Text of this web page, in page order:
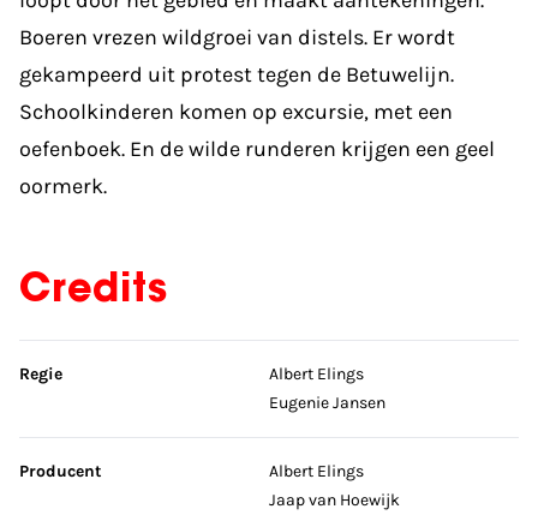
Boeren vrezen wildgroei van distels. Er wordt
gekampeerd uit protest tegen de Betuwelijn.
Schoolkinderen komen op excursie, met een
oefenboek. En de wilde runderen krijgen een geel
oormerk.
Credits
Sla credits over
Regie
Albert Elings
Eugenie Jansen
Producent
Albert Elings
Jaap van Hoewijk